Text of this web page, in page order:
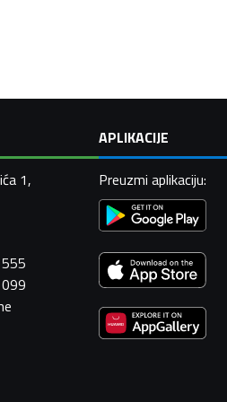
1,
APLIKACIJE
Preuzmi aplikaciju: